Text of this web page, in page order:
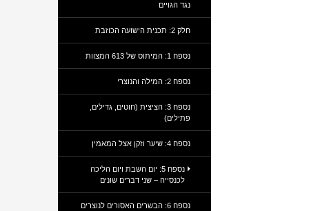
נגד הגויים
חלק 2: תכנית הישועה הכוזבת
נספח 1: המיתוס של 613 המצוות
נספח 2: המילה והנוצרי
נספח 3: הציצית (חוטים, גדילים,
פתילים)
נספח 4: שיער וזקן אצל המאמין
נספח 5: יום השבת ויום הליכה
לכנסייה – שני דברים שונים
נספח 6: הבשרים האסורים לנוצרים